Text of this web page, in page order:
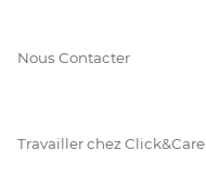
Nous Contacter
Travailler chez Click&Care